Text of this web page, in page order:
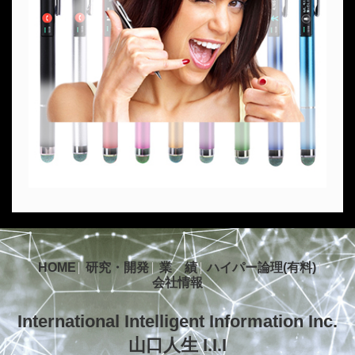
HOME 研究・開発 業 績
ハイパー論理(有料)
会社情報
International Intelligent Information Inc.
山口人生 I.I.I